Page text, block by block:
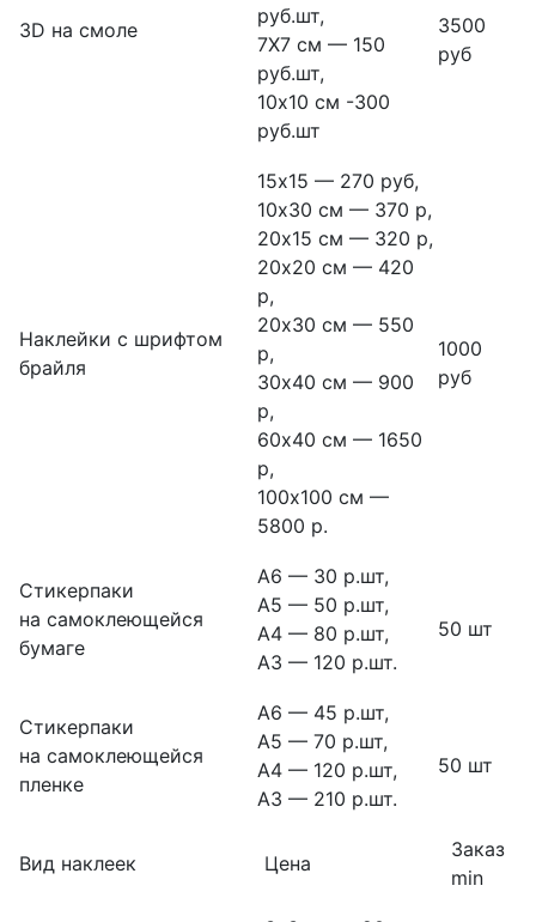
3D на смоле
руб.шт,
7Х7 см — 150
руб.шт,
10х10 см -300
руб.шт
3500
руб
Наклейки с шрифтом
брайля
15х15 — 270 руб,
10х30 см — 370 р,
20х15 см — 320 р,
20х20 см — 420
р,
20х30 см — 550
р,
30х40 см — 900
р,
60х40 см — 1650
р,
100х100 см —
5800 р.
1000
руб
Стикерпаки
на самоклеющейся
бумаге
А6 — 30 р.шт,
А5 — 50 р.шт,
А4 — 80 р.шт,
А3 — 120 р.шт.
50 шт
Стикерпаки
на самоклеющейся
пленке
А6 — 45 р.шт,
А5 — 70 р.шт,
А4 — 120 р.шт,
А3 — 210 р.шт.
50 шт
Вид наклеек Цена
Заказ
min